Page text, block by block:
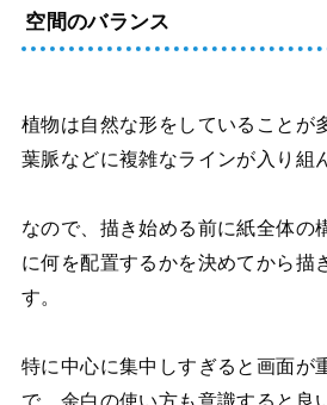
空間のバランス
植物は自然な形をしていることが
葉脈などに複雑なラインが入り組
なので、描き始める前に紙全体の
に何を配置するかを決めてから描
す。
特に中心に集中しすぎると画面が
で、余白の使い方も意識すると良